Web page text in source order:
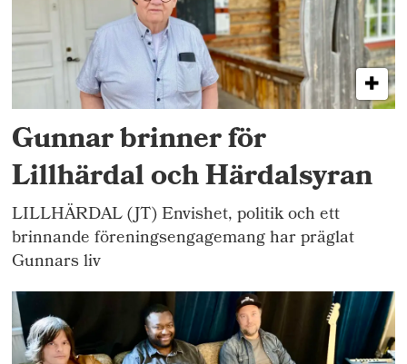
Gunnar brinner för
Lillhärdal och Härdalsyran
LILLHÄRDAL (JT) Envishet, politik och ett
brinnande föreningsengagemang har präglat
Gunnars liv